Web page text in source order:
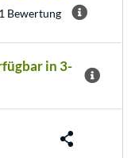
Bewertung
in 3-